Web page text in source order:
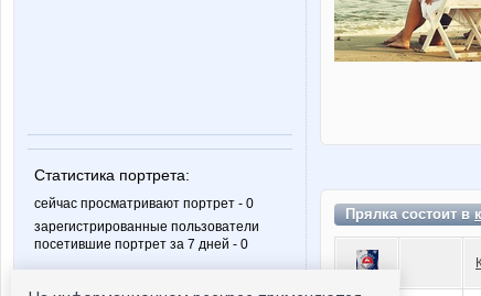
Статистика портрета:
сейчас просматривают портрет - 0
зарегистрированные пользователи
посетившие портрет за 7 дней - 0
Прялка состоит в